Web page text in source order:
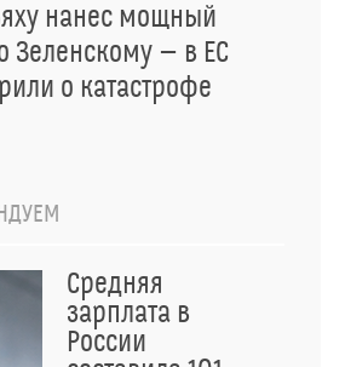
нанес мощный
Зеленскому — в ЕС
о катастрофе
Средняя
зарплата в
России